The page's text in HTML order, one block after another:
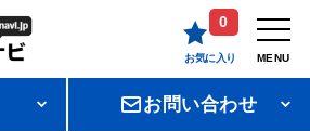
0
お気に入り MENU
お問い合わせ